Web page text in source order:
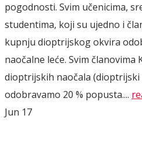
pogodnosti. Svim učenicima,
studentima, koji su ujedno i
kupnju dioptrijskog okvira
naočalne leće. Svim članovima
dioptrijskih naočala (dioptrijski
odobravamo 20 % popusta....
Jun 17